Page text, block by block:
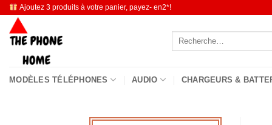
Passer
contenu
Ajoutez 3 produits à votre panier, payez- en2*!
Recherche
MODÈLES TÉLÉPHONES AUDIO CHARGEURS &